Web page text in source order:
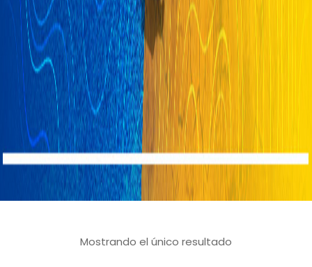
Mostrando el único resultado